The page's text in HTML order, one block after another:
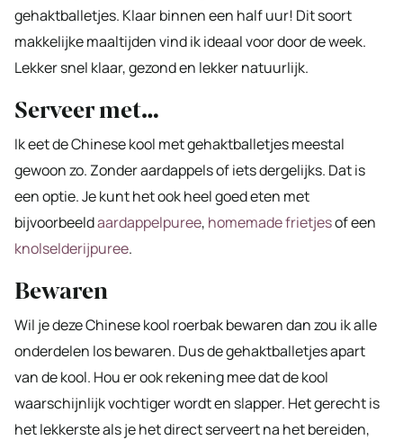
gehaktballetjes. Klaar binnen een half uur! Dit soort
makkelijke maaltijden vind ik ideaal voor door de week.
Lekker snel klaar, gezond en lekker natuurlijk.
Serveer met…
Ik eet de Chinese kool met gehaktballetjes meestal
gewoon zo. Zonder aardappels of iets dergelijks. Dat is
een optie. Je kunt het ook heel goed eten met
bijvoorbeeldaardappelpuree, homemade frietjesof een
knolselderijpuree.
Bewaren
Wil je deze Chinese kool roerbak bewaren dan zou ik alle
onderdelen los bewaren. Dus de gehaktballetjes apart
van de kool. Hou er ook rekening mee dat de kool
waarschijnlijk vochtiger wordt en slapper. Het gerecht is
het lekkerste als je het direct serveert na het bereiden,